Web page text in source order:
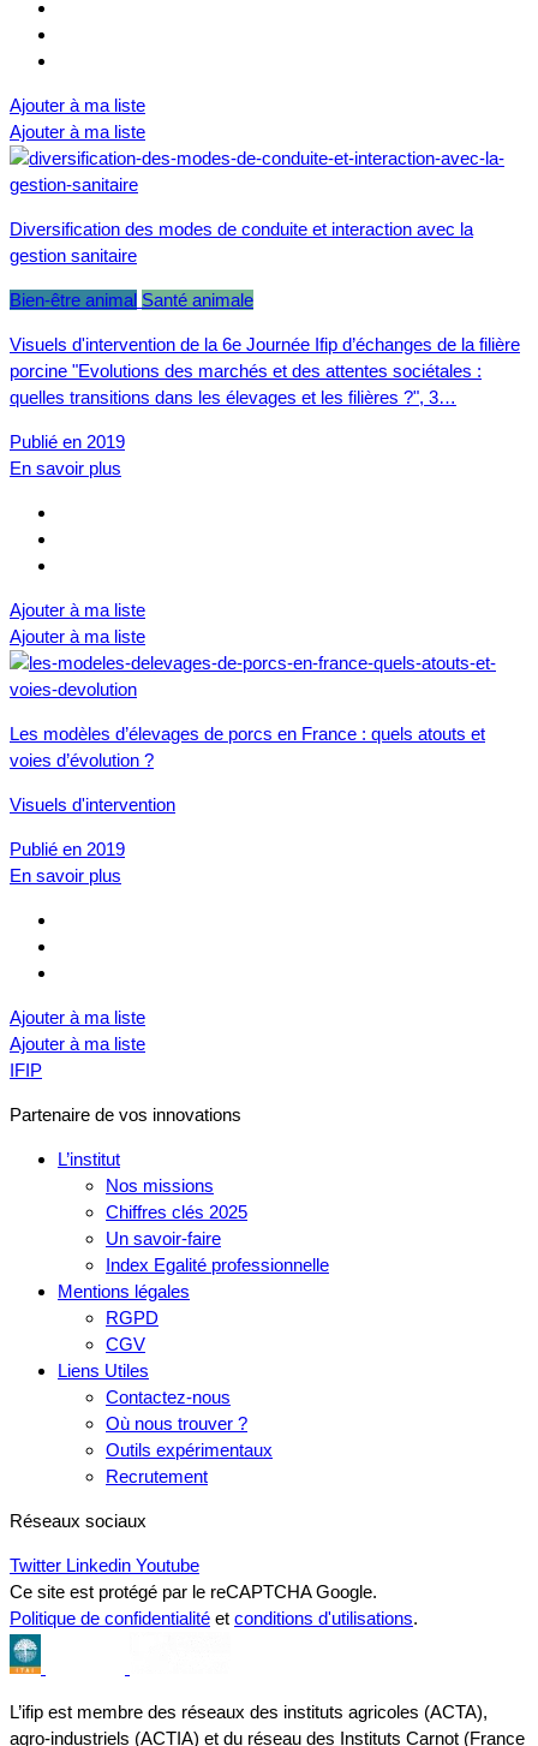
Ajouter à ma liste
Ajouter à ma liste
Diversification des modes de conduite et interaction avec la
gestion sanitaire
Bien-être animal Santé animale
Visuels d'intervention de la 6e Journée Ifip d’échanges de la filière
porcine "Evolutions des marchés et des attentes sociétales :
quelles transitions dans les élevages et les filières ?", 3…
Publié en 2019
En savoir plus
Ajouter à ma liste
Ajouter à ma liste
Les modèles d’élevages de porcs en France : quels atouts et
voies d’évolution ?
Visuels d'intervention
Publié en 2019
En savoir plus
Ajouter à ma liste
Ajouter à ma liste
IFIP
Partenaire de vos innovations
L’institut
Nos missions
Chiffres clés 2025
Un savoir-faire
Index Egalité professionnelle
Mentions légales
RGPD
CGV
Liens Utiles
Contactez-nous
Où nous trouver ?
Outils expérimentaux
Recrutement
Réseaux sociaux
Twitter Linkedin Youtube
Ce site est protégé par le reCAPTCHA Google.
Politique de confidentialité et conditions d'utilisations.
L’ifip est membre des réseaux des instituts agricoles (ACTA),
agro-industriels (ACTIA) et du réseau des Instituts Carnot (France